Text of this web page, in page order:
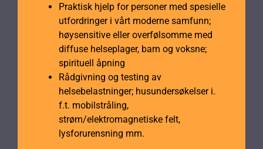
Praktisk hjelp for personer med spesielle
utfordringer i vårt moderne samfunn;
høysensitive eller overfølsomme med
diffuse helseplager, barn og voksne;
spirituell åpning
Rådgivning og testing av
helsebelastninger; husundersøkelser i.
f.t. mobilstråling,
strøm/elektromagnetiske felt,
lysforurensning mm.